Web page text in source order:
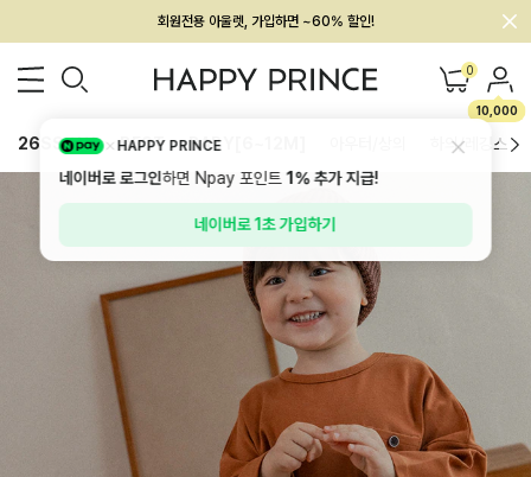
멤버십 최대 28,000원 혜택
0
10,000
26SS 신상 BEST BABY[6~12M] 하의/레깅스
HAPPY PRINCE
네이버로 로그인하면 Npay 포인트1%추가 지급!
네이버로 1초 가입하기